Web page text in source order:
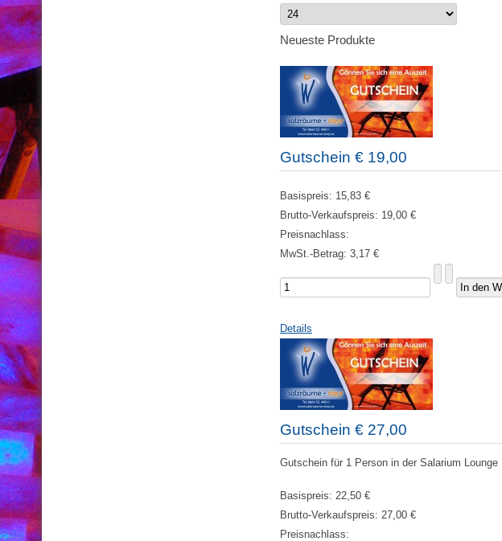
Neueste Produkte
Gutschein € 19,00
Basispreis: 15,83 €
Brutto-Verkaufspreis: 19,00 €
Preisnachlass:
MwSt.-Betrag: 3,17 €
Details
Gutschein € 27,00
Gutschein für 1 Person in der Salarium Lounge
Basispreis: 22,50 €
Brutto-Verkaufspreis: 27,00 €
Preisnachlass: